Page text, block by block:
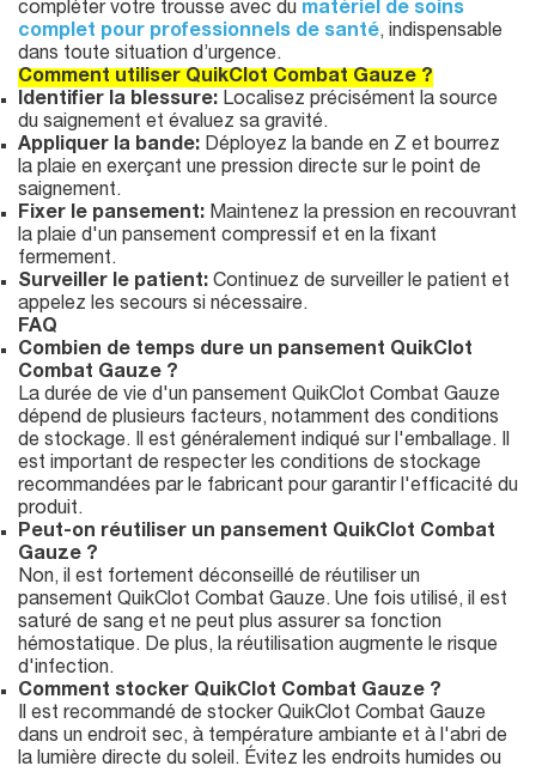
compléter votre trousse avec du matériel de soins
complet pour professionnels de santé, indispensable
dans toute situation d’urgence.
Comment utiliser QuikClot Combat Gauze ?
Identifier la blessure: Localisez précisément la source
du saignement et évaluez sa gravité.
Appliquer la bande: Déployez la bande en Z et bourrez
la plaie en exerçant une pression directe sur le point de
saignement.
Fixer le pansement: Maintenez la pression en recouvrant
la plaie d'un pansement compressif et en la fixant
fermement.
Surveiller le patient: Continuez de surveiller le patient et
appelez les secours si nécessaire.
FAQ
Combien de temps dure un pansement QuikClot
Combat Gauze ?
La durée de vie d'un pansement QuikClot Combat Gauze
dépend de plusieurs facteurs, notamment des conditions
de stockage. Il est généralement indiqué sur l'emballage. Il
est important de respecter les conditions de stockage
recommandées par le fabricant pour garantir l'efficacité du
produit.
Peut-on réutiliser un pansement QuikClot Combat
Gauze ?
Non, il est fortement déconseillé de réutiliser un
pansement QuikClot Combat Gauze. Une fois utilisé, il est
saturé de sang et ne peut plus assurer sa fonction
hémostatique. De plus, la réutilisation augmente le risque
d'infection.
Comment stocker QuikClot Combat Gauze ?
Il est recommandé de stocker QuikClot Combat Gauze
dans un endroit sec, à température ambiante et à l'abri de
la lumière directe du soleil. Évitez les endroits humides ou